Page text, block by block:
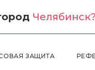
Челябинск?
ЗАЩИТА